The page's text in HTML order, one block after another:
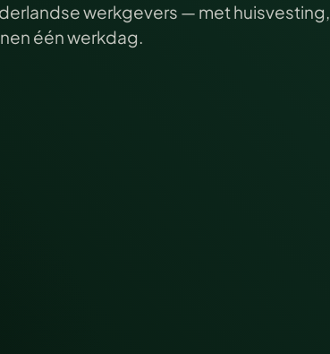
werkgevers — met huisvesting,
één werkdag.